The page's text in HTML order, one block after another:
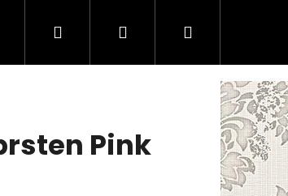
Kontakty
Hledat PřihlášeníNákupní
košík
Pink